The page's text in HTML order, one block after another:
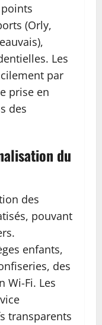
(Orly,
Les
par
prise en
des
du
des
pouvant
enfants,
des
Wi-Fi. Les
transparents